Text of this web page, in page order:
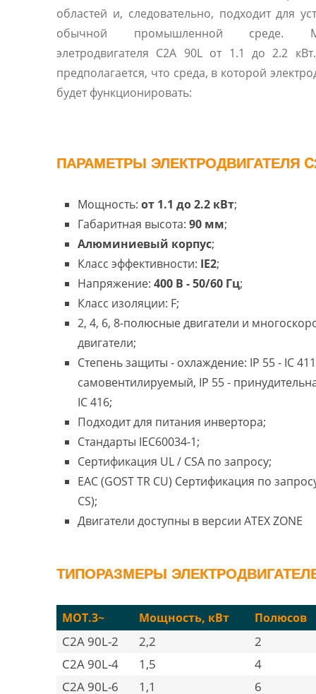
областей и, следовательно, подходит для
обычной промышленной среде.
элетродвигателя C2A 90L от 1.1 до 2.2
предполагается, что среда, в которой
будет функционировать:
ПАРАМЕТРЫ ЭЛЕКТРОДВИГАТЕЛЯ
Мощность: от 1.1 до 2.2 кВт;
Габаритная высота: 90 мм;
Алюминиевый корпус;
Класс эффективности: IE2;
Напряжение: 400 В - 50/60 Гц;
Класс изоляции: F;
2, 4, 6, 8-полюсные двигатели и
двигатели;
Степень защиты - охлаждение: IP 55 - IC 411
самовентилируемый, IP 55 -
IC 416;
Подходит для питания инвертора;
Стандарты IEC60034-1;
Сертификация UL / CSA по запросу;
EAC (GOST TR CU) Сертификация по
CS);
Двигатели доступны в версии ATEX ZONE
ТИПОРАЗМЕРЫ
MOT.3~ Мощность, кВт Полюсов
C2A 90L-2 2,2
2
C2A 90L-4
1,5
4
C2A 90L-6
1,1 6